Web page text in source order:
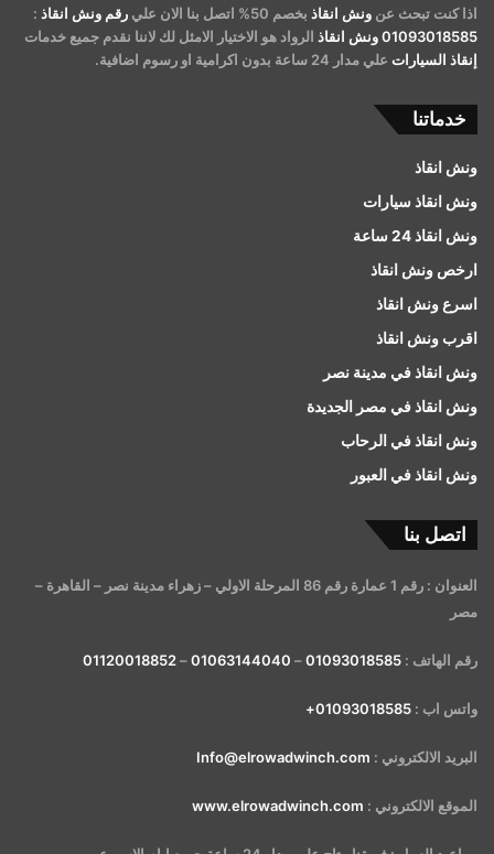
اذا كنت تبحث عن ونش انقاذ بخصم 50% اتصل بنا الان علي رقم ونش انقاذ :
01093018585ونش انقاذ الرواد هو الاختيار الامثل لك لاننا نقدم جميع خدمات
إنقاذ السيارات علي مدار 24 ساعة بدون اكرامية او رسوم اضافية.
خدماتنا
ونش انقاذ
ونش انقاذ سيارات
ونش انقاذ 24 ساعة
ارخص ونش انقاذ
اسرع ونش انقاذ
اقرب ونش انقاذ
ونش انقاذ في مدينة نصر
ونش انقاذ في مصر الجديدة
ونش انقاذ في الرحاب
ونش انقاذ في العبور
اتصل بنا
العنوان : رقم 1 عمارة رقم 86 المرحلة الاولي – زهراء مدينة نصر – القاهرة –
مصر
رقم الهاتف : 01093018585
–
01063144040
–
01120018852
واتس اب : 01093018585+
البريد الالكتروني : Info@elrowadwinch.com
الموقع الالكتروني : www.elrowadwinch.com